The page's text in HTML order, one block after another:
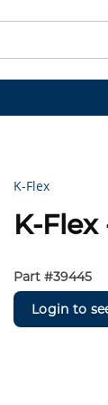
K-Flex
K-Flex
Part #39445
Login to